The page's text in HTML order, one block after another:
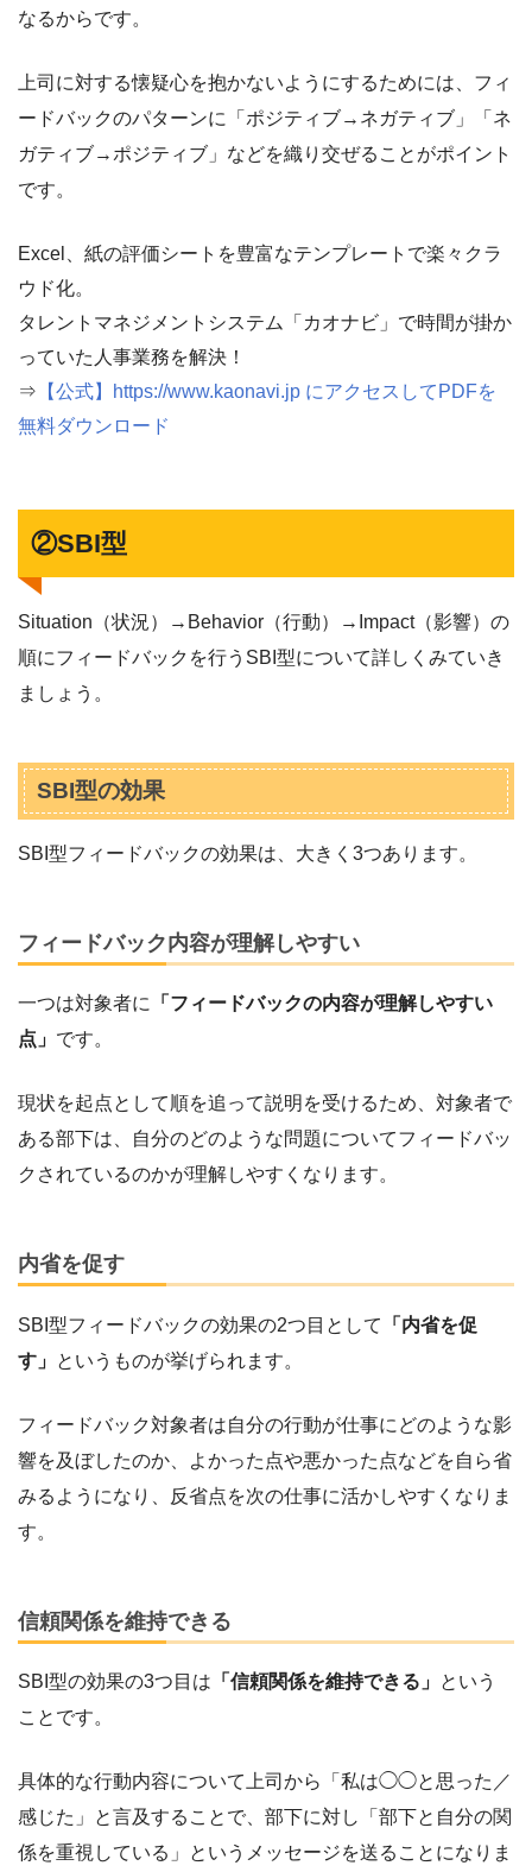
なるからです。
上司に対する懐疑心を抱かないようにするためには、フィ
ードバックのパターンに「ポジティブ→ネガティブ」「ネ
ガティブ→ポジティブ」などを織り交ぜることがポイント
です。
Excel、紙の評価シートを豊富なテンプレートで楽々クラ
ウド化。
タレントマネジメントシステム「カオナビ」で時間が掛か
っていた人事業務を解決！
⇒ 【公式】https://www.kaonavi.jp にアクセスしてPDFを
無料ダウンロード
②SBI型
Situation（状況）→Behavior（行動）→Impact（影響）の
順にフィードバックを行うSBI型について詳しくみていき
ましょう。
SBI型の効果
SBI型フィードバックの効果は、大きく3つあります。
フィードバック内容が理解しやすい
一つは対象者に
「フィードバックの内容が理解しやすい
点」 です。
現状を起点として順を追って説明を受けるため、対象者で
ある部下は、自分のどのような問題についてフィードバッ
クされているのかが理解しやすくなります。
内省を促す
SBI型フィードバックの効果の2つ目として
「内省を促
す」 というものが挙げられます。
フィードバック対象者は自分の行動が仕事にどのような影
響を及ぼしたのか、よかった点や悪かった点などを自ら省
みるようになり、反省点を次の仕事に活かしやすくなりま
す。
信頼関係を維持できる
SBI型の効果の3つ目は 「信頼関係を維持できる」 という
ことです。
具体的な行動内容について上司から「私は◯◯と思った／
感じた」と言及することで、部下に対し「部下と自分の関
係を重視している」というメッセージを送ることになりま